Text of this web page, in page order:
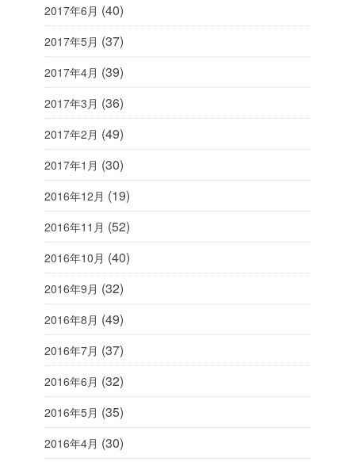
2017年6月 (40)
2017年5月 (37)
2017年4月 (39)
2017年3月 (36)
2017年2月 (49)
2017年1月 (30)
2016年12月 (19)
2016年11月 (52)
2016年10月 (40)
2016年9月 (32)
2016年8月 (49)
2016年7月 (37)
2016年6月 (32)
2016年5月 (35)
2016年4月 (30)